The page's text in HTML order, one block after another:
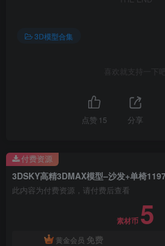
3D模型合集
喜欢就支持一下吧
点赞 15 分享
3DSKY高精3DMAX模型–沙发+单椅
此内容为付费资源，请付费后查看
素材币 5
黄金会员 免费
付费资源